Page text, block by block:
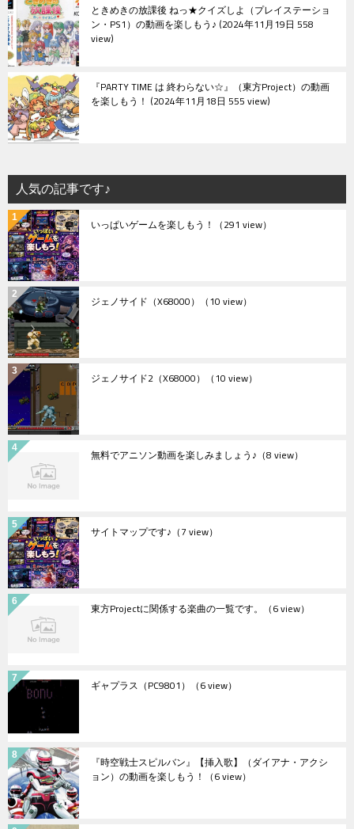
ときめきの放課後 ねっ★クイズしよ（プレイステーショ
ン・PS1）の動画を楽しもう♪ 2024年11月19日 558
view
『PARTY TIME は 終わらない☆』（東方Project）の動画
を楽しもう！ 2024年11月18日 555 view
人気の記事です♪
いっぱいゲームを楽しもう！ （291 view）
ジェノサイド（X68000） （10 view）
ジェノサイド2（X68000） （10 view）
無料でアニソン動画を楽しみましょう♪ （8 view）
サイトマップです♪ （7 view）
東方Projectに関係する楽曲の一覧です。 （6 view）
ギャプラス（PC9801） （6 view）
『時空戦士スピルバン』【挿入歌】（ダイアナ・アクシ
ョン）の動画を楽しもう！ （6 view）